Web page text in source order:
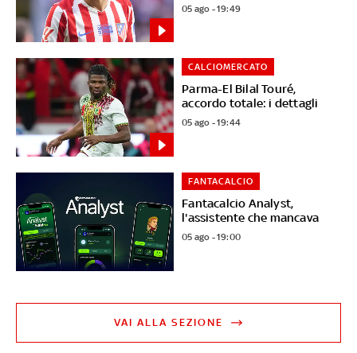
05 ago - 19:49
Parma-El Bilal Touré,
accordo totale: i dettagli
CALCIOMERCATO
05 ago - 19:44
Fantacalcio Analyst,
l'assistente che mancava
FANTACALCIO
05 ago - 19:00
VAI ALLA SEZIONE